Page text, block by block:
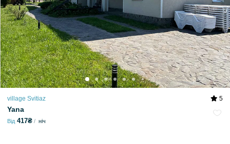
village Svitiaz 5
Yana
Від 417₴ ніч